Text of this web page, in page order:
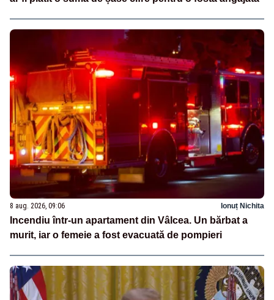
8 aug. 2026, 09:06 Ionuț Nichita
Incendiu într-un apartament din Vâlcea. Un bărbat a
murit, iar o femeie a fost evacuată de pompieri